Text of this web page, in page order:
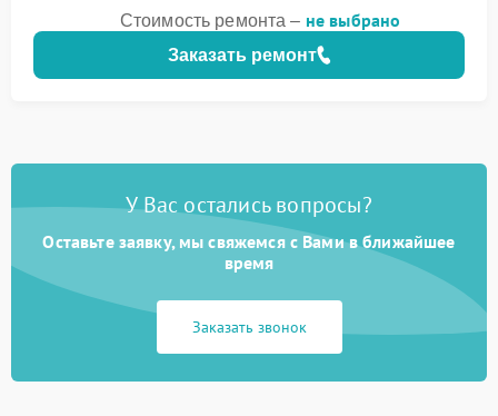
Заказать ремонт
Стоимость ремонта – не выбрано
У Вас остались вопросы?
Оставьте заявку, мы свяжемся с Вами в ближайшее
время
Заказать звонок